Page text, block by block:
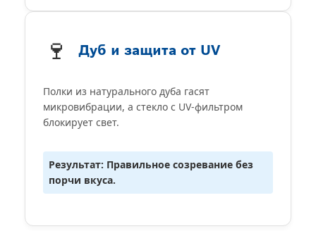
🍷 Дуб и защита от UV
Полки из натурального дуба гасят
микровибрации, а стекло с UV-фильтром
блокирует свет.
Результат: Правильное созревание без
порчи вкуса.